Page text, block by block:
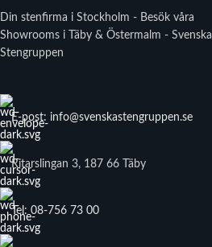
Din stenfirma i Stockholm - Besök våra
Showrooms i Täby & Östermalm - Svenska
Stengruppen
E-post: info@svenskastengruppen.se
Ritarslingan 3, 187 66 Täby
Tel: 08-756 73 00